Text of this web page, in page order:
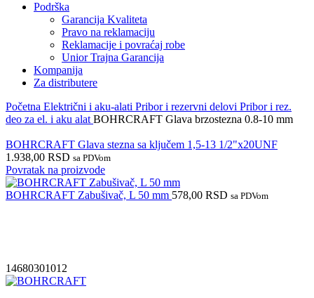
Podrška
Garancija Kvaliteta
Pravo na reklamaciju
Reklamacije i povraćaj robe
Unior Trajna Garancija
Kompanija
Za distributere
Početna Električni i aku-alati Pribor i rezervni delovi Pribor i rez.
deo za el. i aku alat BOHRCRAFT Glava brzostezna 0.8-10 mm
BOHRCRAFT Glava stezna sa ključem 1,5-13 1/2"x20UNF
1.938,00 RSD sa PDVom
Povratak na proizvode
BOHRCRAFT Zabušivač, L 50 mm 578,00 RSD sa PDVom
14680301012